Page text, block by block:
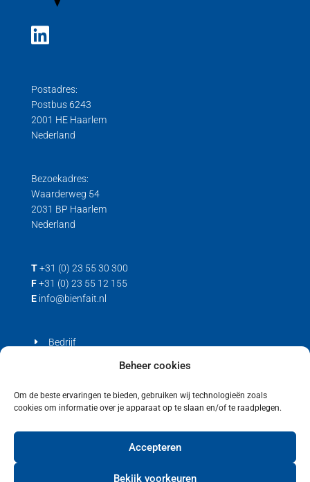
Beheer cookies
Om de beste ervaringen te bieden, gebruiken wij technologieën zoals
cookies om informatie over je apparaat op te slaan en/of te raadplegen.
Accepteren
Bekijk voorkeuren
Postadres:
Postbus 6243
2001 HE Haarlem
Nederland
Bezoekadres:
Waarderweg 54
2031 BP Haarlem
Nederland
T +31 (0) 23 55 30 300
F +31 (0) 23 55 12 155
E info@bienfait.nl
Bedrijf
Cookiebeleid (EU)